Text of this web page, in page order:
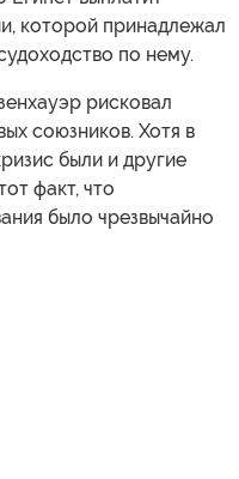
которой принадлежал
по нему.
рисковал
союзников. Хотя в
были и другие
факт, что
было чрезвычайно